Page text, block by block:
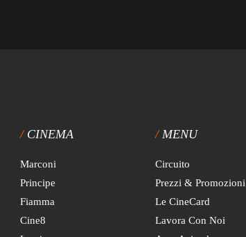
CINEMA
Marconi
Principe
Fiamma
Cine8
MENU
Circuito
Prezzi & Promozioni
Le CineCard
Lavora Con Noi